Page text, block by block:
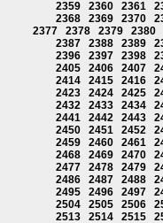
2359
2360 2361
2368
2369 2370
2377
2378 2379
2380
2387
2388 2389
2396
2397 2398
2405
2406 2407
2414
2415 2416
2423
2424 2425
2432
2433 2434
2441
2442 2443
2450
2451 2452
2459
2460 2461
2468
2469 2470
2477
2478 2479
2486
2487 2488
2495
2496 2497
2504
2505 2506
2513
2514 2515